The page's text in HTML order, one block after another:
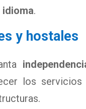
.
y hostales
los servicios